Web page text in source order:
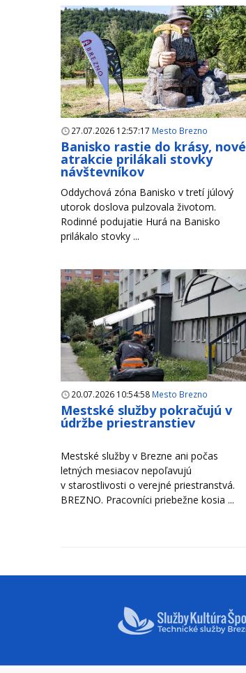
27.07.2026 12:57:17 Mesto Brezno
Banisko rastie do krásy, nové
atrakcie prilákali stovky
návštevníkov
Oddychová zóna Banisko v tretí júlový
utorok doslova pulzovala životom.
Rodinné podujatie Hurá na Banisko
prilákalo stovky ...
20.07.2026 10:54:58 Mesto Brezno
Mestské služby pokračujú v
údržbe priestranstiev
Mestské služby v Brezne ani počas
letných mesiacov nepoľavujú
v starostlivosti o verejné priestranstvá.
BREZNO. Pracovníci priebežne kosia ...